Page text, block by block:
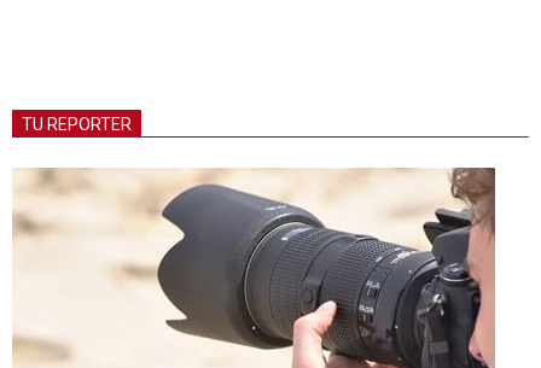
TU REPORTER